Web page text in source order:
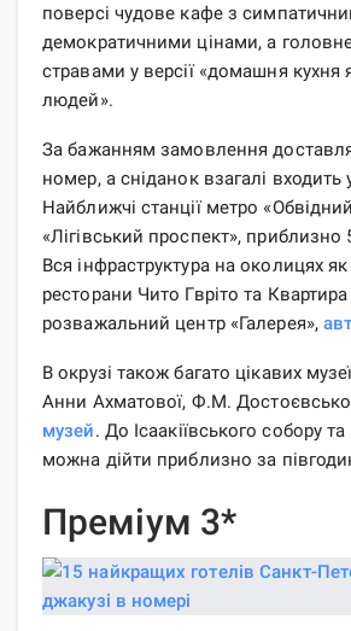
поверсі чудове кафе з
демократичними цінами, а
стравами у версії «домашня кухня
людей».
За бажанням замовлення
номер, а сніданок взагалі входить
Найближчі станції метро
«Лігівський проспект», приблизно
Вся інфраструктура на околицях як
ресторани Чито Гвріто та
розважальний центр «Галерея»,
В окрузі також багато цікавих
Анни Ахматової, Ф.М.
музей. До Ісаакіївського собору
можна дійти приблизно за
Преміум 3*